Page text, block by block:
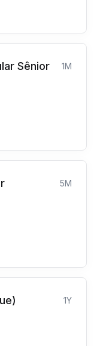
Sênior 1M
5M
1Y